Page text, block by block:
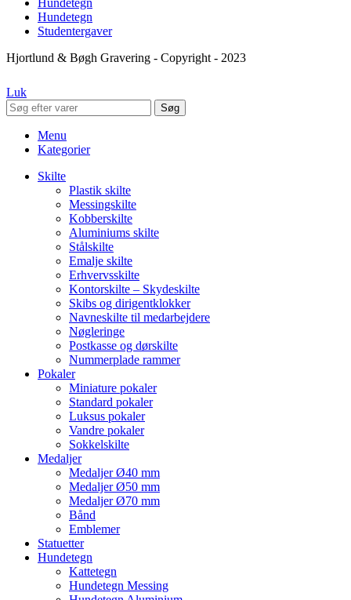
Hundetegn
Studentergaver
Hjortlund & Bøgh Gravering - Copyright - 2023
Luk
Søg
Menu
Kategorier
Skilte
Plastik skilte
Messingskilte
Kobberskilte
Aluminiums skilte
Stålskilte
Emalje skilte
Erhvervsskilte
Kontorskilte – Skydeskilte
Skibs og dirigentklokker
Navneskilte til medarbejdere
Nøgleringe
Postkasse og dørskilte
Nummerplade rammer
Pokaler
Miniature pokaler
Standard pokaler
Luksus pokaler
Vandre pokaler
Sokkelskilte
Medaljer
Medaljer Ø40 mm
Medaljer Ø50 mm
Medaljer Ø70 mm
Bånd
Emblemer
Statuetter
Hundetegn
Kattetegn
Hundetegn Messing